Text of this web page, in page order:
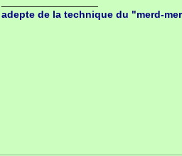
adepte de la technique du "merd-